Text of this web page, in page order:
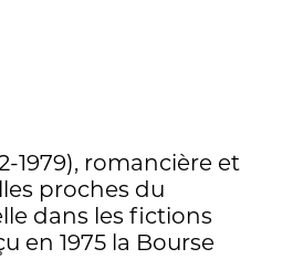
1979), romancière et
proches du
dans les fictions
en 1975 la Bourse